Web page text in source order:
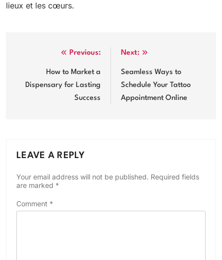
lieux et les cœurs.
navigation
Previous:
How to Market a
Dispensary for Lasting
Success
Next:
Seamless Ways to
Schedule Your Tattoo
Appointment Online
LEAVE A REPLY
Your email address will not be published. Required fields
are marked *
Comment *